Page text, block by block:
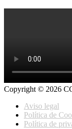
Copyright © 2026
Aviso legal
Política de
Política de